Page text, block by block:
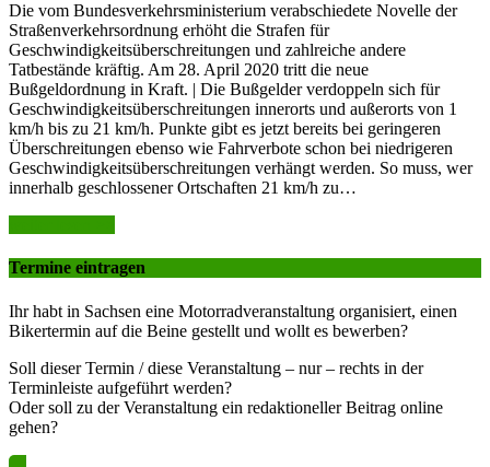
Die vom Bundesverkehrsministerium verabschiedete Novelle der
Straßenverkehrsordnung erhöht die Strafen für
Geschwindigkeitsüberschreitungen und zahlreiche andere
Tatbestände kräftig. Am 28. April 2020 tritt die neue
Bußgeldordnung in Kraft. | Die Bußgelder verdoppeln sich für
Geschwindigkeitsüberschreitungen innerorts und außerorts von 1
km/h bis zu 21 km/h. Punkte gibt es jetzt bereits bei geringeren
Überschreitungen ebenso wie Fahrverbote schon bei niedrigeren
Geschwindigkeitsüberschreitungen verhängt werden. So muss, wer
innerhalb geschlossener Ortschaften 21 km/h zu…
Termine eintragen
Ihr habt in Sachsen eine Motorradveranstaltung organisiert, einen
Bikertermin auf die Beine gestellt und wollt es bewerben?
Soll dieser Termin / diese Veranstaltung – nur – rechts in der
Terminleiste aufgeführt werden?
Oder soll zu der Veranstaltung ein redaktioneller Beitrag online
gehen?